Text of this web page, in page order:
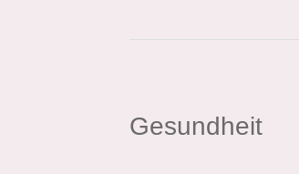
Gesundheit